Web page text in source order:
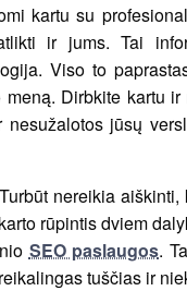
kartu su
ir jums. Tai
Viso to
Dirbkite kartu
nesužalotos jūsų
nereikia
rūpintis dviem
SEO paslaugos.
tuščias ir